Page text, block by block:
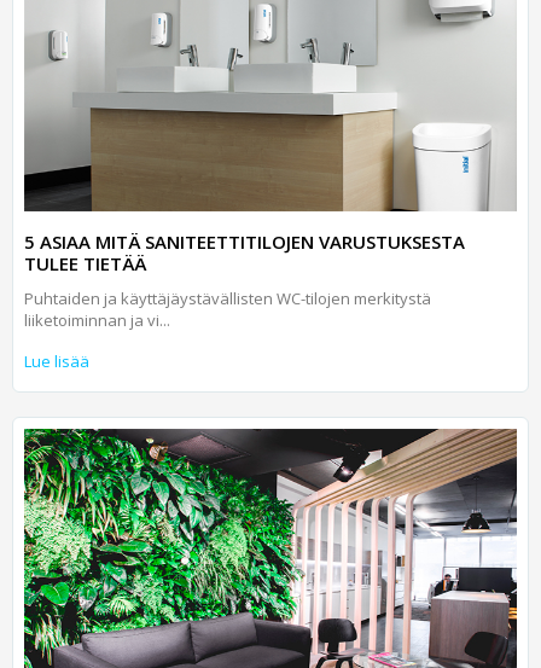
5 ASIAA MITÄ SANITEETTITILOJEN VARUSTUKSESTA
TULEE TIETÄÄ
Puhtaiden ja käyttäjäystävällisten WC-tilojen merkitystä
liiketoiminnan ja vi...
Lue lisää